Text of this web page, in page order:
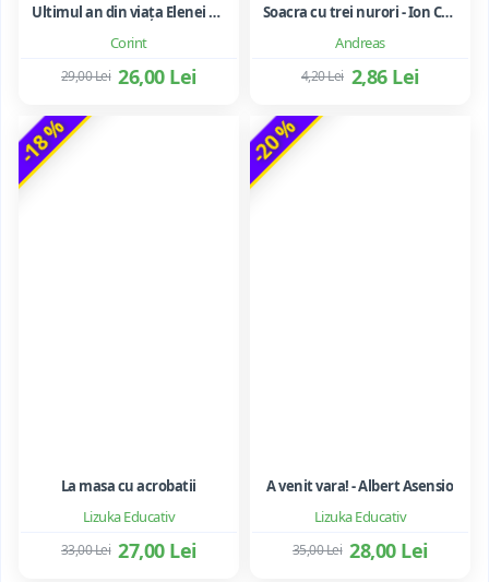
Corint
Ultimul an din viața Elenei Ceaușescu - LAVINIA BETEA
26,00 Lei
29,00 Lei
Andreas
Soacra cu trei nurori - Ion Creanga
2,86 Lei
4,20 Lei
-18 %
Lizuka Educativ
La masa cu acrobatii
27,00 Lei
33,00 Lei
-20 %
Lizuka Educativ
A venit vara! - Albert Asensio
28,00 Lei
35,00 Lei